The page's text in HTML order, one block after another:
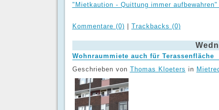
"Mietkaution - Quittung immer
Kommentare (0) Trackbacks (0)
Wohnraummiete auch für Terassenfläche
Geschrieben von Thomas Kloeters in